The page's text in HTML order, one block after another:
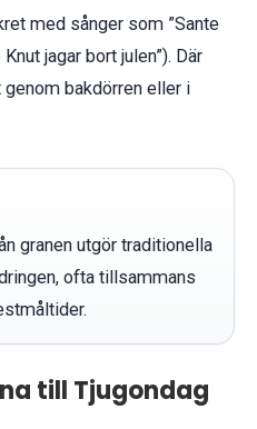
med sånger som ”Sante
jagar bort julen”). Där
bakdörren eller i
granen utgör traditionella
ofta tillsammans
till Tjugondag